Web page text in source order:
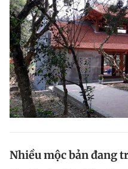
Nhiều mộc bản đang